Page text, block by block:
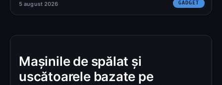
GADGET
5 august 2026
Mașinile de spălat și
uscătoarele bazate pe